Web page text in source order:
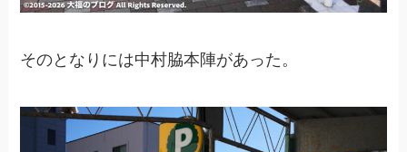
そのとなりには中村脇本陣があった。